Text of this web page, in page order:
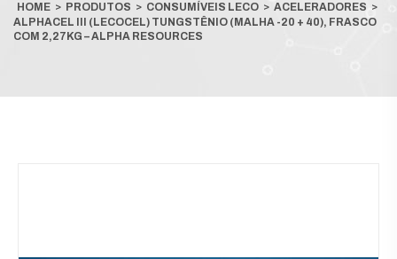
HOME > PRODUTOS > CONSUMÍVEIS LECO > ACELERADORES >
ALPHACEL III (LECOCEL) TUNGSTÊNIO (MALHA -20 + 40), FRASCO
COM 2,27KG – ALPHA RESOURCES